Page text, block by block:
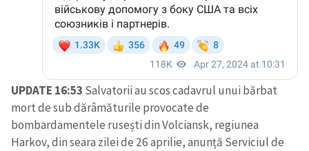
UPDATE 16:53 Salvatorii au scos cadavrul unui bărbat
mort de sub dărâmăturile provocate de
bombardamentele rusești din Volciansk, regiunea
Harkov, din seara zilei de 26 aprilie, anunță Serviciul de